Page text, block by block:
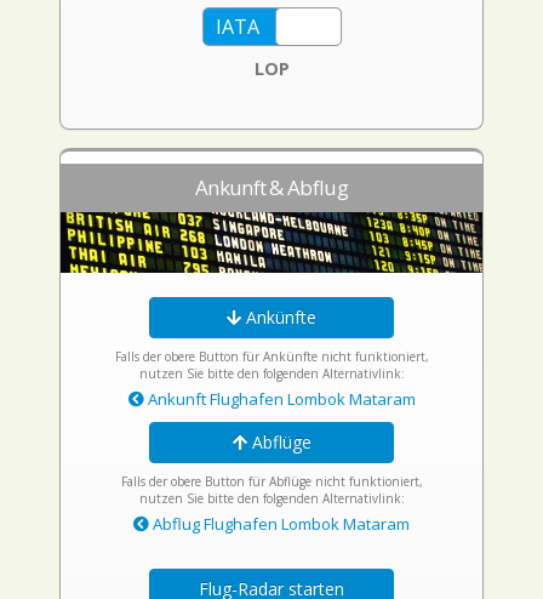
LOP
Ankunft & Abflug
Ankünfte
Falls der obere Button für Ankünfte nicht funktioniert,
nutzen Sie bitte den folgenden Alternativlink:
Ankunft Flughafen Lombok Mataram
Abflüge
Falls der obere Button für Abflüge nicht funktioniert,
nutzen Sie bitte den folgenden Alternativlink:
Abflug Flughafen Lombok Mataram
Flug-Radar starten